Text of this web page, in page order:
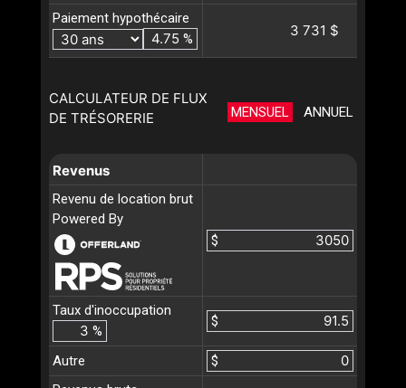
Paiement hypothécaire
%
3 731 $
CALCULATEUR DE FLUX
DE TRÉSORERIE
MENSUEL ANNUEL
Revenus
Revenu de location brut
Powered By
$
Taux d'inoccupation
%
$
Autre
$